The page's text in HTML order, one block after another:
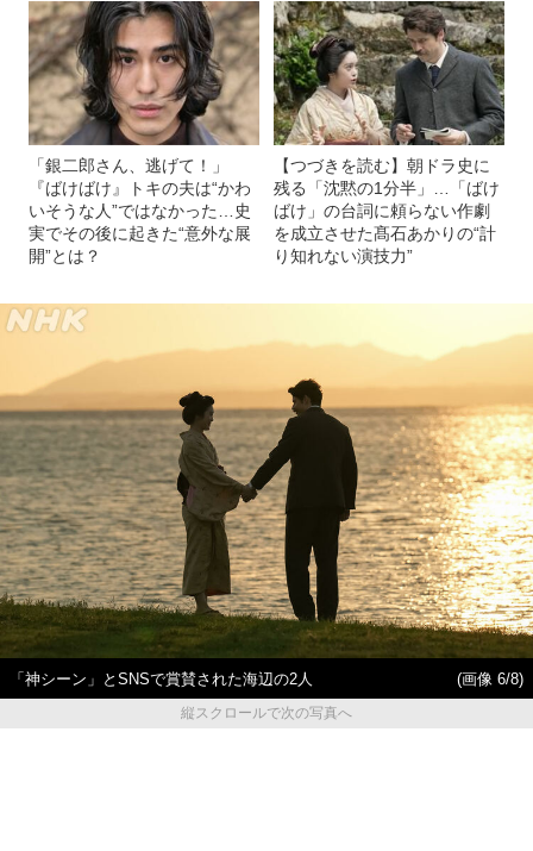
「銀二郎さん、逃げて！」
『ばけばけ』トキの夫は“かわ
いそうな人”ではなかった…史
実でその後に起きた“意外な展
開”とは？
【つづきを読む】朝ドラ史に
残る「沈黙の1分半」…「ばけ
ばけ」の台詞に頼らない作劇
を成立させた髙石あかりの“計
り知れない演技力”
「神シーン」とSNSで賞賛された海辺の2人
(画像 6/8)
縦スクロールで次の写真へ